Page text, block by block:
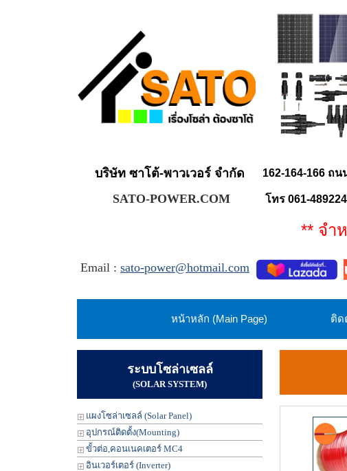
บริษัท ซาโต้-พาวเวอร์ จำกัด 162-164-166 ถ
SATO-POWER.COM โทร 061-
** จำหน่
Email : sato-power@hotmail.com
หน้าหลัก (Main Page) ติด
ระบบโซล่าเซลล์
(SOLAR SYSTEM)
แผงโซล่าเซลล์ (Solar Panel)
อุปกรณ์ติดตั้ง(Mounting)
ขั้วต่อ,คอนเนคเตอร์ MC4
อินเวอร์เตอร์ (Inverter)